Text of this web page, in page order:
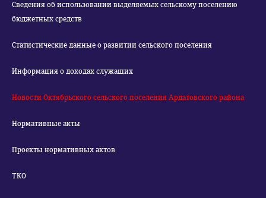
Сведения об использовании выделяемых сельскому поселению
бюджетных средств
Статистические данные о развитии сельского поселения
Информация о доходах служащих
Новости Октябрьского сельского поселения Ардатовского района
Нормативные акты
Проекты нормативных актов
ТКО